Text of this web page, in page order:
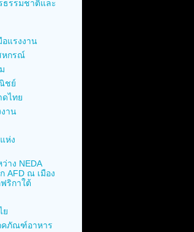
ธรรมชาติและ
แรงงาน
หกรณ์
ชย์
ดไทย
าน
ห่ง
าง NEDA
AFD ณ เมือง
ริกาใต้
ย
คภัณฑ์อาหาร